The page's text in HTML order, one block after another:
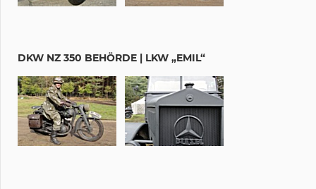
DKW NZ 350 BEHÖRDE | LKW „EMIL“